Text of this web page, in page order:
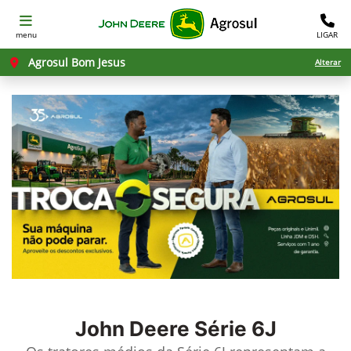
menu LIGAR
Agrosul Bom Jesus Alterar
John Deere Série 6J